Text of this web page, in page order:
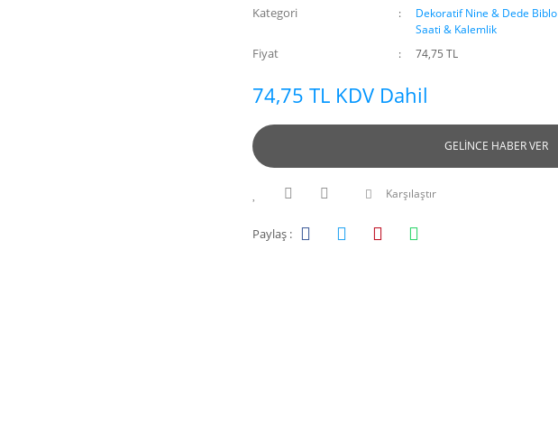
Kategori Dekoratif Nine & Dede Biblo
Saati & Kalemlik
Fiyat 74,75 TL
74,75 TL KDV Dahil
GELİNCE HABER VER
Karşılaştır
Paylaş :